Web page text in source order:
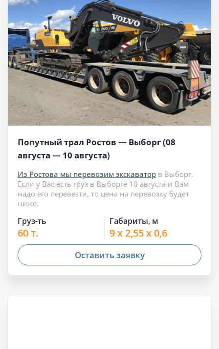
Попутный трал Ростов — Выборг (08
августа — 10 августа)
Из Ростова мы перевозим экскаватор в Выборг.
Если у Вас есть груз в Выборге 10 августа и Вам
надо его перевезти, то цена на перевозку будет
ниже.
Груз-ть
60 т.
Габариты, м
9 x 2,55 x 0,6
Оставить заявку